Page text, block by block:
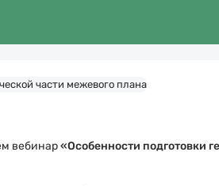
вебинар«Особенности подготовки